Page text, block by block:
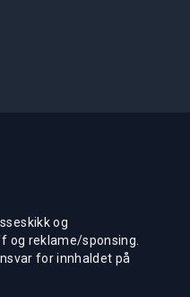
og
og reklame/sponsing.
for innhaldet på